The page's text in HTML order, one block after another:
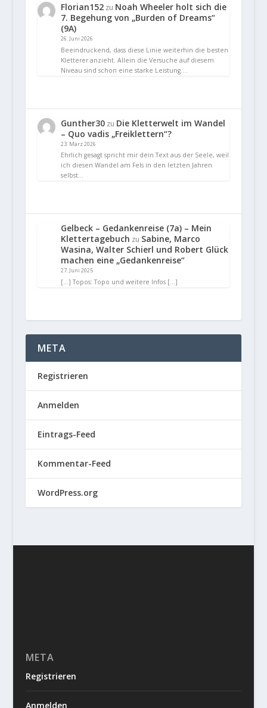
Florian152zu Noah Wheeler holt sich die
7. Begehung von „Burden of Dreams“
(9A)
26. Juni 2026
Beeindruckend, dass diese Linie weiterhin die besten
Kletterer anzieht. Allein die Versuche auf diesem
Niveau sind schon eine starke Leistung.…
Gunther30zu Die Kletterwelt im Wandel
– Quo vadis „Freiklettern“?
23. März 2026
Ehrlich gesagt spricht mir dein Text aus der Seele, weil
ich diesen Wandel am Fels in den letzten Jahren
selbst…
Gelbeck – Gedankenreise (7a) – Mein
Klettertagebuch zu Sabine, Marco
Wasina, Walter Schierl und Robert Glück
machen eine „Gedankenreise“
27. Juni 2025
[…] Topos: Topo und weitere Infos […]
META
Registrieren
Anmelden
Eintrags-Feed
Kommentar-Feed
WordPress.org
META
Registrieren
Anmelden